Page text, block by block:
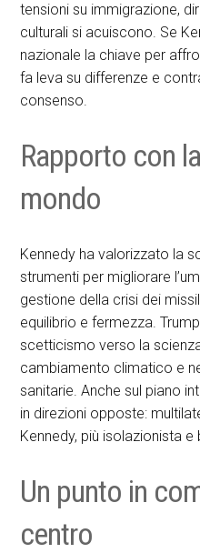
tensioni su immigrazione,
culturali si acuiscono. Se
nazionale la chiave per
fa leva su differenze e
consenso.
Rapporto con
mondo
Kennedy ha valorizzato la
strumenti per migliorare
gestione della crisi dei
equilibrio e fermezza.
scetticismo verso la
cambiamento climatico e
sanitarie. Anche sul piano
in direzioni opposte:
Kennedy, più isolazionista e
Un punto in
centro